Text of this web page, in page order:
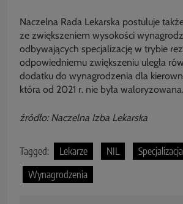
Naczelna Rada Lekarska postuluje
ze zwiększeniem wysokości
odbywających specjalizację w trybie
odpowiedniemu zwiększeniu uległa
dodatku do wynagrodzenia dla
która od 2021 r. nie była waloryzowana.
źródło: Naczelna Izba Lekarska
Tagged: Lekarze NIL
Specjalizacja
Wynagrodzenia